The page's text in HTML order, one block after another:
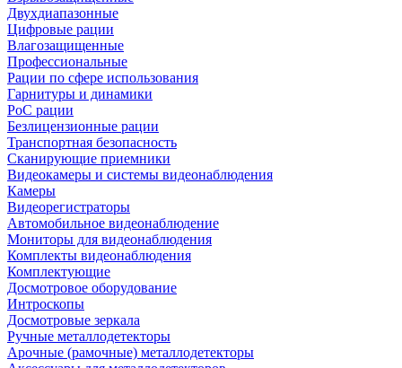
Двухдиапазонные
Цифровые рации
Влагозащищенные
Профессиональные
Рации по сфере использования
Гарнитуры и динамики
PoC рации
Безлицензионные рации
Транспортная безопасность
Сканирующие приемники
Видеокамеры и системы видеонаблюдения
Камеры
Видеорегистраторы
Автомобильное видеонаблюдение
Мониторы для видеонаблюдения
Комплекты видеонаблюдения
Комплектующие
Досмотровое оборудование
Интроскопы
Досмотровые зеркала
Ручные металлодетекторы
Арочные (рамочные) металлодетекторы